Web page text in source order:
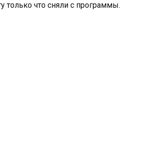
только что сняли с программы.